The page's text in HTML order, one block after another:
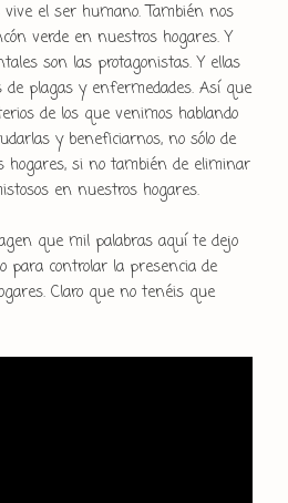
vive el ser humano. También nos
verde en nuestros hogares. Y
son las protagonistas. Y ellas
plagas y enfermedades. Así que
de los que venimos hablando
y beneficiarnos, no sólo de
hogares, si no también de eliminar
en nuestros hogares.
que mil palabras aquí te dejo
para controlar la presencia de
Claro que no tenéis que